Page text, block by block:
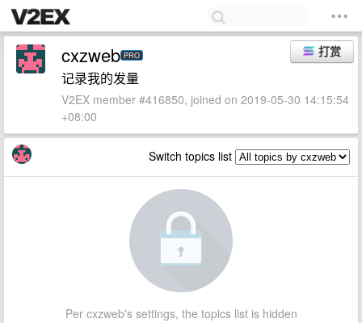
打赏
cxzweb PRO
记录我的发量
V2EX member #416850, joined on 2019-05-30 14:15:54
+08:00
Switch topics list
Per cxzweb's settings, the topics list is hidden